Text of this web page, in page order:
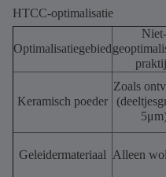
HTCC-optimalisatie
Optimalisatiegebied
Niet-
Keramisch poeder
Zoals
Geleidermateriaal Alleen